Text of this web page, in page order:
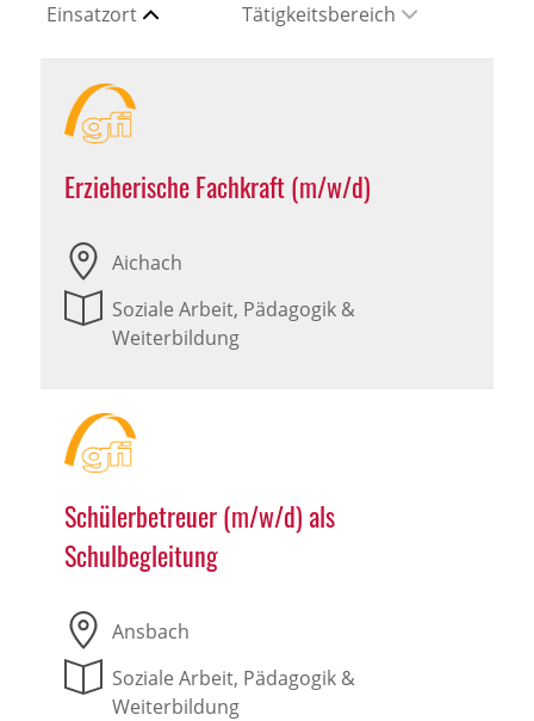
Einsatzort
Tätigkeitsbereich
Erzieherische Fachkraft (m/w/d)
Aichach
Soziale Arbeit, Pädagogik &
Weiterbildung
Schülerbetreuer (m/w/d) als
Schulbegleitung
Ansbach
Soziale Arbeit, Pädagogik &
Weiterbildung